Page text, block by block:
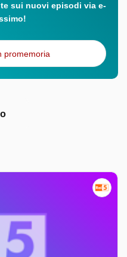
sui nuovi episodi via e-
promemoria